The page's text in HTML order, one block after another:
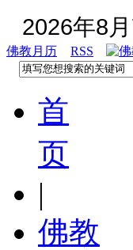
2026年8
佛教月历 RSS
首
页
|
佛教